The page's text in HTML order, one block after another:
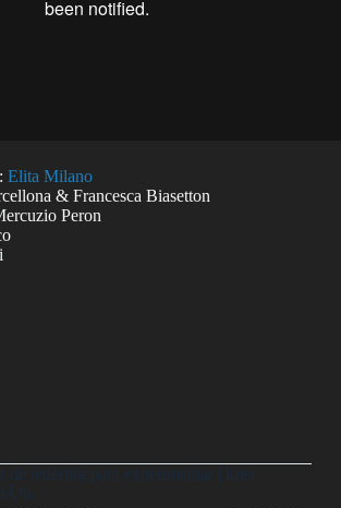
Elita Milano
& Francesca Biasetton
Peron
de lettering para experimentar | krea